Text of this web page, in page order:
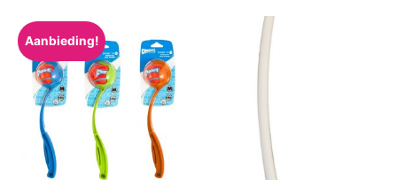
Aanbieding!